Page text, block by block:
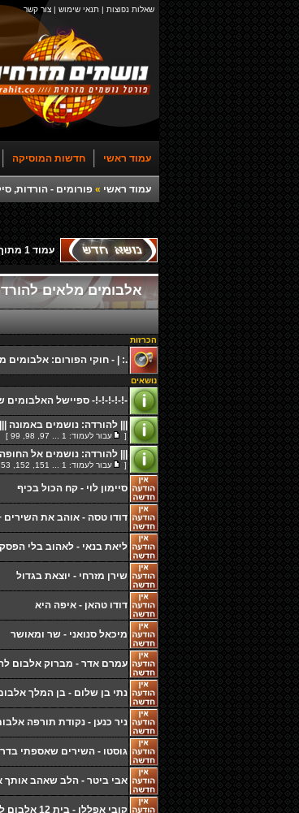
שאלות נפוצות | תנאי שימוש | צור קשר
עמוד ראשי חדשות המוסיקה
עמוד ראשי » פורומים - הורדות,
עמוד 1
אלבומים מלאים
הכרזות
.: | - חוקי הפורום: אלבומים
נושאים
-!-!-!-!-!- ספיישל האלבומים
||| להורדה: נושמים באמונה
[ עבור לעמוד: 1
97
98
99
]
||| להורדה: נושמים אל
[ עבור לעמוד: 1
151
152
סיימון לוי - קח הכול בכיף
דודו טסה - אוהב את השירים
ליאת בנאי - לאהוב בלי
שירן מזרחי - יוצאת בגדול
דודו טהאן - איפה היא
מיכאל סנואני - שר ומאושר
עמרם אדר - מברוק אלבום
נתי בן שלום - בן המלך
ניר כנען - נקודת תורפה
גוסטו - השירים שאספתי
אבי ביטר - הלב שאהב אותך
קובי אפללו - בית 12 אלבום להורדה (חדש ובלעדי)